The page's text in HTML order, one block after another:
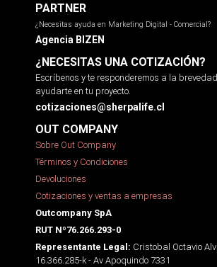
PARTNER
¿Necesitas ayuda en Marketing Digital - Comercial?
Agencia BIZEN
¿NECESITAS UNA COTIZACIÓN?
Escríbenos y te responderemos a la
ayudarte en tu proyecto.
cotizaciones@sherpalife.cl
OUT COMPANY
Sobre Out Company
Términos y Condiciones
Devoluciones
Cotizaciones y ventas a empresas
Outcompany SpA
RUT Nº76.266.293-0
Representante Legal: Cristobal Octavio
16.366.285-k - Av Apoquindo 7331